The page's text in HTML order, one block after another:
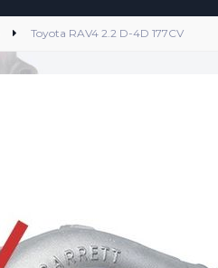
Toyota RAV4 2.2 D-4D 177CV